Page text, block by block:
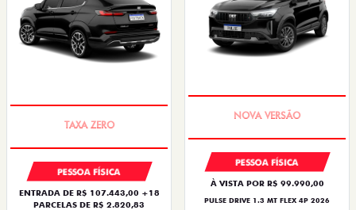
PESSOA FÍSICA
ENTRADA DE R$ 107.443,00 +18
PARCELAS DE R$ 2.820,83
PESSOA FÍSICA
À VISTA POR R$ 99.990,00
PULSE DRIVE 1.3 MT FLEX 4P 2026